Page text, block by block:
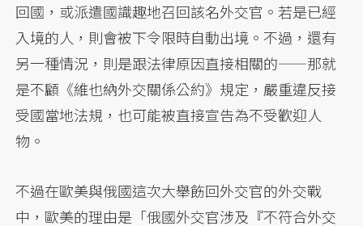
回國，或派遣國識趣地召回該名外交官。若是已經
入境的人，則會被下令限時自動出境。不過，還有
另一種情況，則是跟法律原因直接相關的——那就
是不顧《維也納外交關係公約》規定，嚴重違反接
受國當地法規，也可能被直接宣告為不受歡迎人
物。
不過在歐美與俄國這次大舉飭回外交官的外交戰
中，歐美的理由是「俄國外交官涉及『不符合外交